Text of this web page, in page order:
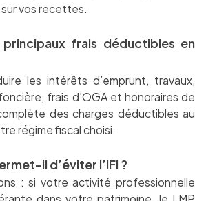
vos recettes.
frais déductibles en
les intérêts d’emprunt, travaux,
frais d’OGA et honoraires de
des charges déductibles au
régime fiscal choisi.
il d’éviter l’IFI ?
: si votre activité professionnelle